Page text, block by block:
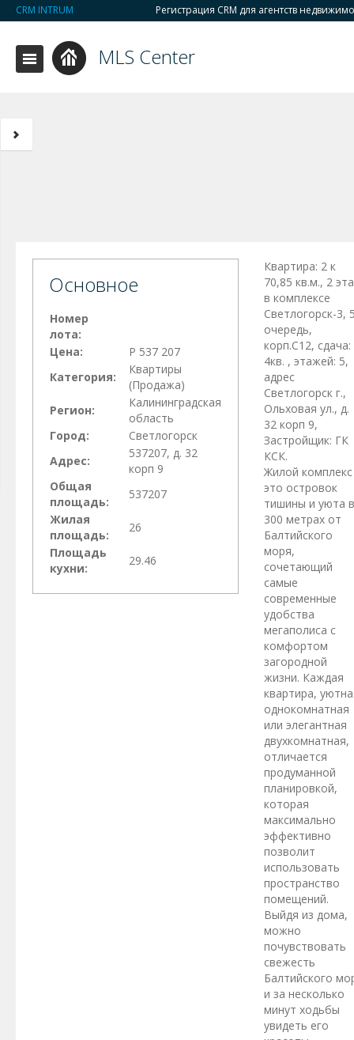
CRM INTRUM Регистрация CRM для агентств
MLS Center
Основное
Номер
лота:
Цена:
Р 537 207
Категория:
Квартиры
(Продажа)
Регион:
Калининградская
область
Город:
Светлогорск
Адрес:
537207, д. 32
корп 9
Общая
площадь:
537207
Жилая
площадь:
26
Площадь
кухни:
29.46
Квартира: 2 к
70,85 кв.м., 2
в комплексе
Светлогорск-3,
очередь,
корп.С12, сдача:
4кв. , этажей: 5,
адрес
Светлогорск г.,
Ольховая ул., д.
32 корп 9,
Застройщик: ГК
КСК.
Жилой
это островок
тишины и уюта в
300 метрах от
Балтийского
моря,
сочетающий
самые
современные
удобства
мегаполиса с
комфортом
загородной
жизни. Каждая
квартира,
однокомнатная
или элегантная
двухкомнатная,
отличается
продуманной
планировкой,
которая
максимально
эффективно
позволит
использовать
пространство
помещений.
Выйдя из дома,
можно
почувствовать
свежесть
Балтийского
и за несколько
минут ходьбы
увидеть его